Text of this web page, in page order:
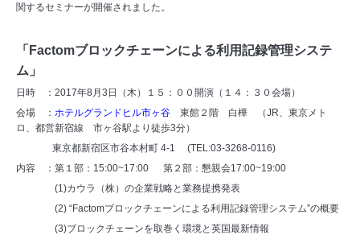
関するセミナーが開催されました。
「Factomブロックチェーンによる利用記録管理システ
ム」
日時 ：2017年8月3日（木）１５：００開演（１４：３０会場）
会場 ： ホテルグランドヒル市ヶ谷 東館２階 白樺 （JR、東京メト
ロ、都営新宿線 市ヶ谷駅より徒歩3分）
東京都新宿区市谷本村町 4-1 (TEL:03-3268-0116)
内容 ：第１部：15:00~17:00 第２部：懇親会17:00~19:00
(1)カウラ（株）の企業戦略と業務提携発表
(2) “Factomブロックチェーンによる利用記録管理システム”の概要
(3)ブロックチェーンを取巻く環境と英国最新情報